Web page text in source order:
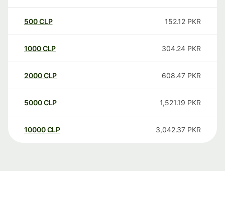
500CLP 152.12 PKR
1000CLP 304.24 PKR
2000CLP 608.47 PKR
5000CLP 1,521.19 PKR
10000 CLP 3,042.37 PKR